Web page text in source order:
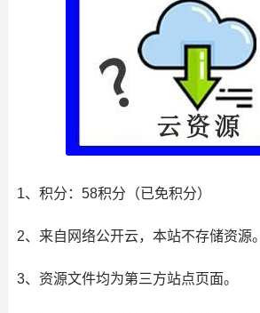
1、积分： 58积分（已免积分）
2、来自网络公开云，本站不存储资源。
3、资源文件均为第三方站点页面。